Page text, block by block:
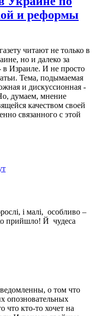
и реформы
читают не только в
но и далеко за
Израиле. И не просто
Тема, подымаемая
и дискуссионная -
думаем, мнение
качеством своей
связанного с этой
і малі, особливо –
прийшло! Й чудеса
о том что
опозновательных
что кто-то хочет на